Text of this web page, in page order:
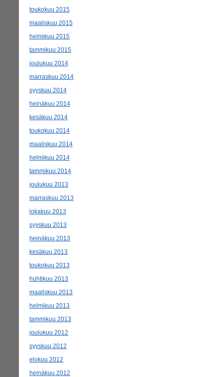
toukokuu 2015
maaliskuu 2015
helmikuu 2015
tammikuu 2015
joulukuu 2014
marraskuu 2014
syyskuu 2014
heinäkuu 2014
kesäkuu 2014
toukokuu 2014
maaliskuu 2014
helmikuu 2014
tammikuu 2014
joulukuu 2013
marraskuu 2013
lokakuu 2013
syyskuu 2013
heinäkuu 2013
kesäkuu 2013
toukokuu 2013
huhtikuu 2013
maaliskuu 2013
helmikuu 2013
tammikuu 2013
joulukuu 2012
syyskuu 2012
elokuu 2012
heinäkuu 2012